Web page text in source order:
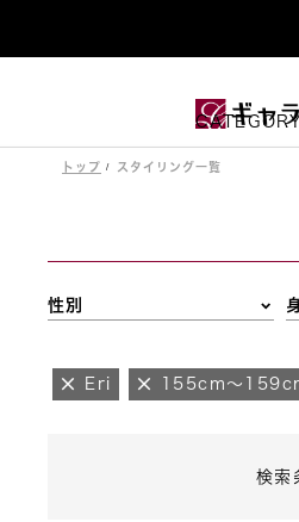
トップ スタイリング一覧
性別
Eri 155cm～
検索